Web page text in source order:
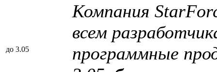
до 3.05
Компания
всем
программные